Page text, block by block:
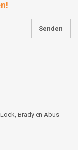
Senden
Brady en Abus